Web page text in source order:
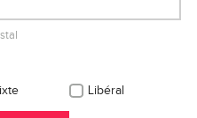
Libéral